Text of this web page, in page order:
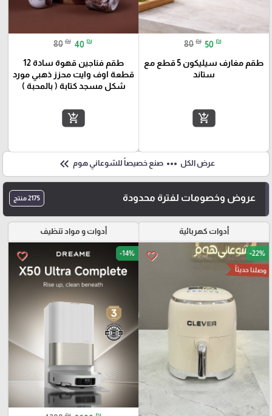
80 ₪ 50 ₪
طقم مغارف سيليكون 5 قطع مع
ستاند
add_shopping_cart
80 ₪ 40 ₪
طقم فناجين قهوة سادة 12
قطعة اوف وايت محزز ذهبي مورد
شكل مسجد كتابة ( بالمحبة )
add_shopping_cart
عرض الكل more_horiz صنع خصيصاً للشوعاني هوم keyboard_double_arrow_left
عروض وخصومات لفترة محدودة 2175 منتج
أدوات كهربائية
favorite_border -22%
وصلنا حديثاً
أدوات و مواد تنظيف
favorite_border -14%